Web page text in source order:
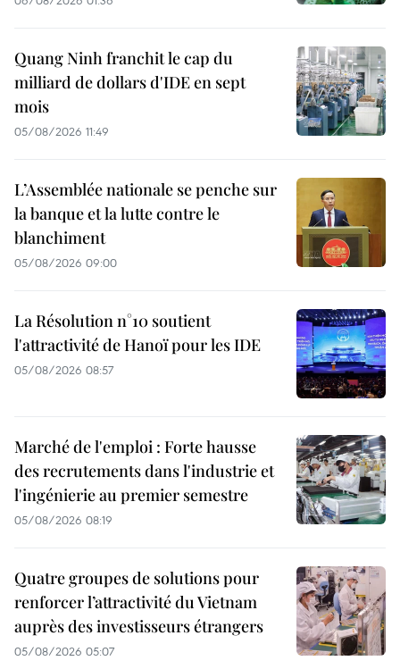
Quang Ninh franchit le cap du
milliard de dollars d'IDE en sept
mois
05/08/2026 11:49
L’Assemblée nationale se penche sur
la banque et la lutte contre le
blanchiment
05/08/2026 09:00
La Résolution n°10 soutient
l'attractivité de Hanoï pour les IDE
05/08/2026 08:57
Marché de l'emploi : Forte hausse
des recrutements dans l'industrie et
l'ingénierie au premier semestre
05/08/2026 08:19
Quatre groupes de solutions pour
renforcer l’attractivité du Vietnam
auprès des investisseurs étrangers
05/08/2026 05:07